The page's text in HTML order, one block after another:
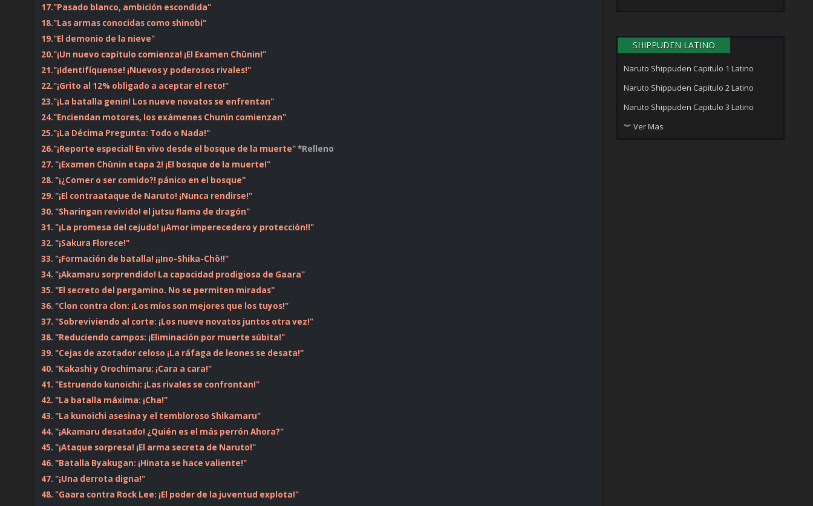
17."Pasado blanco, ambición escondida"
18."Las armas conocidas como shinobi"
19."El demonio de la nieve"
20."¡Un nuevo capítulo comienza! ¡El Examen Chūnin!"
21."¡Identifíquense! ¡Nuevos y poderosos rivales!"
22."¡Grito al 12% obligado a aceptar el reto!"
23."¡La batalla genin! Los nueve novatos se enfrentan"
24."Enciendan motores, los exámenes Chunin comienzan"
25."¡La Décima Pregunta: Todo o Nada!"
26."¡Reporte especial! En vivo desde el bosque de la muerte"*Relleno
27. "¡Examen Chūnin etapa 2! ¡El bosque de la muerte!"
28. "¡¿Comer o ser comido?! pánico en el bosque"
29. "¡El contraataque de Naruto! ¡Nunca rendirse!"
30. "Sharingan revivido! el jutsu flama de dragón"
31. "¡La promesa del cejudo! ¡¡Amor imperecedero y protección!!"
32. "¡Sakura Florece!"
33. "¡Formación de batalla! ¡¡Ino-Shika-Chō!!"
34. "¡Akamaru sorprendido! La capacidad prodigiosa de Gaara"
35. "El secreto del pergamino. No se permiten miradas"
36. "Clon contra clon: ¡Los míos son mejores que los tuyos!"
37. "Sobreviviendo al corte: ¡Los nueve novatos juntos otra vez!"
38. "Reduciendo campos: ¡Eliminación por muerte súbita!"
39. "Cejas de azotador celoso ¡La ráfaga de leones se desata!"
40. "Kakashi y Orochimaru: ¡Cara a cara!"
41. "Estruendo kunoichi: ¡Las rivales se confrontan!"
42. "La batalla máxima: ¡Cha!"
43. "La kunoichi asesina y el tembloroso Shikamaru"
44. "¡Akamaru desatado! ¿Quién es el más perrón Ahora?"
45. "¡Ataque sorpresa! ¡El arma secreta de Naruto!"
46. "Batalla Byakugan: ¡Hinata se hace valiente!"
47. "¡Una derrota digna!"
48. "Gaara contra Rock Lee: ¡El poder de la juventud explota!"
SHIPPUDEN LATINO
Naruto Shippuden Capitulo 1 Latino
Naruto Shippuden Capitulo 2 Latino
Naruto Shippuden Capitulo 3 Latino
︾ Ver Mas